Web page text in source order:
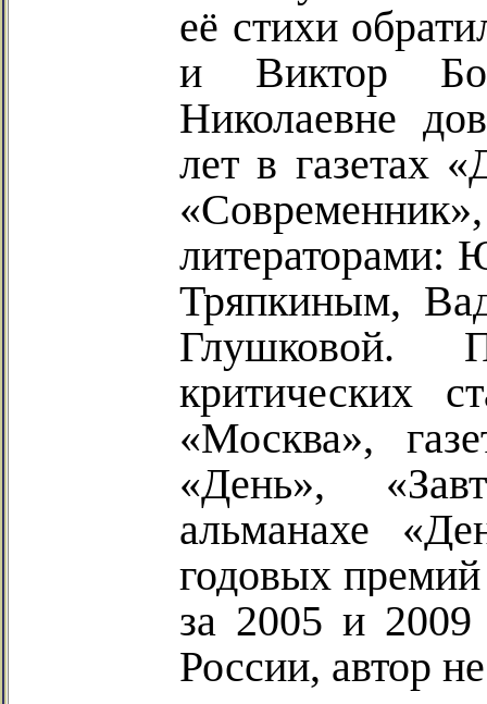
её стихи
и Виктор
Николаевне
лет в газетах
«Современник
литераторами:
Тряпкиным,
Глушковой.
критических
«Москва»,
«День»,
альманахе
годовых
за 2005 и 2009
России, автор